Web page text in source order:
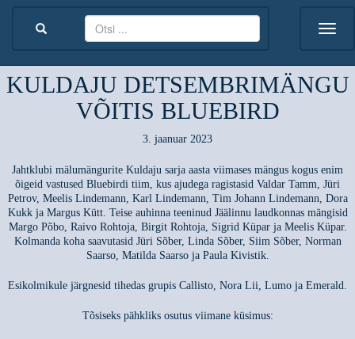
KULDAJU DETSEMBRIMÄNGU
VÕITIS BLUEBIRD
3. jaanuar 2023
Jahtklubi mälumängurite Kuldaju sarja aasta viimases mängus kogus enim
õigeid vastused Bluebirdi tiim, kus ajudega ragistasid Valdar Tamm, Jüri
Petrov, Meelis Lindemann, Karl Lindemann, Tim Johann Lindemann, Dora
Kukk ja Margus Kütt. Teise auhinna teeninud Jäälinnu laudkonnas mängisid
Margo Põbo, Raivo Rohtoja, Birgit Rohtoja, Sigrid Küpar ja Meelis Küpar.
Kolmanda koha saavutasid Jüri Sõber, Linda Sõber, Siim Sõber, Norman
Saarso, Matilda Saarso ja Paula Kivistik.
Esikolmikule järgnesid tihedas grupis Callisto, Nora Lii, Lumo ja Emerald.
Tõsiseks pähkliks osutus viimane küsimus: